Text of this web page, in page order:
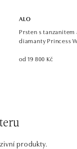
ALO
Prsten s tanzanitem
diamanty Princess
od 19 800 Kč
produkty.